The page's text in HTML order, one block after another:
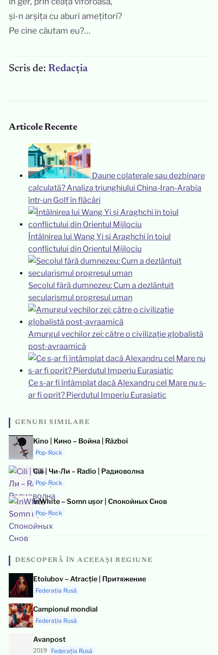
și-n arșița cu aburi amețitori?
Pe cine căutam eu?…
Scris de: Redacția
Articole Recente
Daune colaterale sau dezbinare
calculată? Analiza triunghiului China-Iran-Arabia
într-un Golf în flăcări
Întâlnirea lui Wang Yi și Araghchi în toiul
conflictului din Orientul Mijlociu
Secolul fără dumnezeu: Cum a dezlănțuit
secularismul progresul uman
Amurgul vechilor zei: către o civilizație globalistă
post-avraamică
Ce s-ar fi întâmplat dacă Alexandru cel Mare nu s-
ar fi oprit? Pierdutul Imperiu Eurasiatic
GENURI SIMILARE
Kino | Кино – Война | Război
Pop-Rock
Cili | Чи-Ли – Radio | Радиоволна
Pop-Rock
InWhite – Somn ușor | Спокойных Снов
Pop-Rock
DESCOPERĂ ÎN ACEEAȘI REGIUNE
Etolubov – Atracție | Притяжение
Federația Rusă
Campionul mondial
Federația Rusă
Avanpost
2019 Federația Rusă